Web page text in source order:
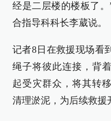
经是二层楼的楼板了
合指导科科长李葳说。
记者8日在救援现场看
绳子将彼此连接，背
起受灾群众，将其转
清理淤泥，为后续救援